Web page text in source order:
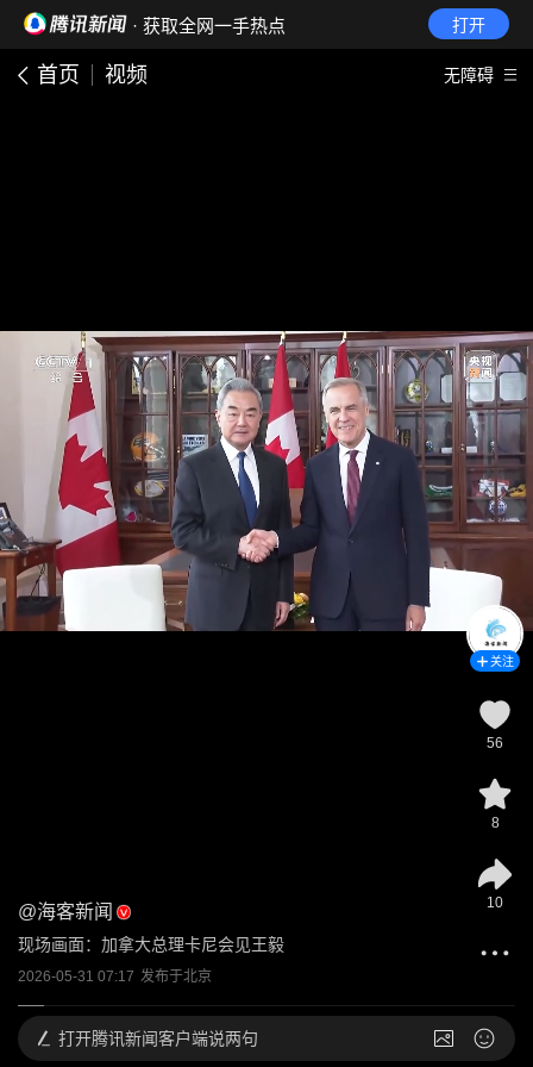
· 获取全网一手热点 打开
首页 视频 无障碍
@海客新闻
现场画面：加拿大总理卡尼会见王毅
2026-05-31 07:17 发布于北京
关注
56
8
10
打开腾讯新闻客户端说两句